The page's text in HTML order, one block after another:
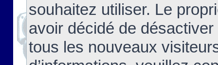
souhaitez utiliser. Le
avoir décidé de
tous les nouveaux